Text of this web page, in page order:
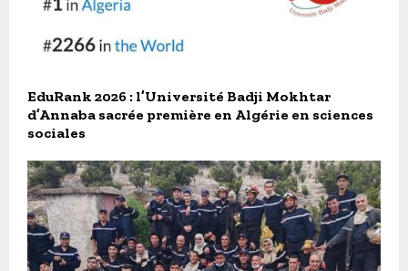
EduRank 2026 : l’Université Badji Mokhtar
d’Annaba sacrée première en Algérie en sciences
sociales